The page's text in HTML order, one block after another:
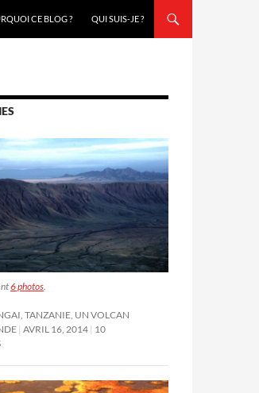
CE BLOG ? QUI SUIS-JE ?
6 photos.
TANZANIE, UN VOLCAN
AVRIL 16, 2014 10